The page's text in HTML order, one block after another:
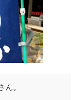
ん。